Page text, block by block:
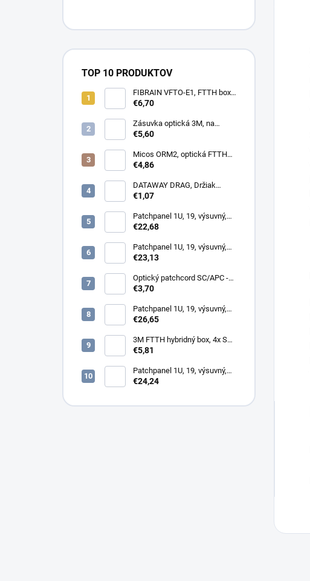
TOP 10 PRODUKTOV
FIBRAIN VFTO-E1, FTTH box,
1x adaptér SC/APC, 1x pigtail
€6,70
Zásuvka optická 3M, na
omítku hybridní, 8686,
€5,60
Micos ORM2, optická FTTH
zásuvka, 2x SC simplex
€4,86
DATAWAY DRAG, Držiak
kotvy, na stĺp, kovový
€1,07
Patchpanel 1U, 19, výsuvný,
12x SC simplex, biely (1x
€22,68
Patchpanel 1U, 19, výsuvný,
24x SC duplex, biely (2x
€23,13
Optický patchcord SC/APC -
LC/PC 1m duplex, SM,
€3,70
Patchpanel 1U, 19, výsuvný,
12x SC duplex, biely (2x
€26,65
3M FTTH hybridný box, 4x SC,
keystone, simplex, vnútorný
€5,81
Patchpanel 1U, 19, výsuvný,
24x SC simplex, 24x LC
€24,24